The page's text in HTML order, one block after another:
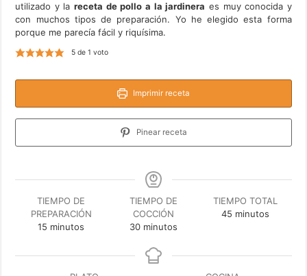
utilizado y lareceta de pollo a la jardinera es muy conocida y
con muchos tipos de preparación. Yo he elegido esta forma
porque me parecía fácil y riquísima.
5de 1 voto
Imprimir receta
Pinear receta
TIEMPO DE
PREPARACIÓN
15 minutos
minutos
TIEMPO DE
COCCIÓN
30minutos
minutos
TIEMPO TOTAL
45 minutos
minutos